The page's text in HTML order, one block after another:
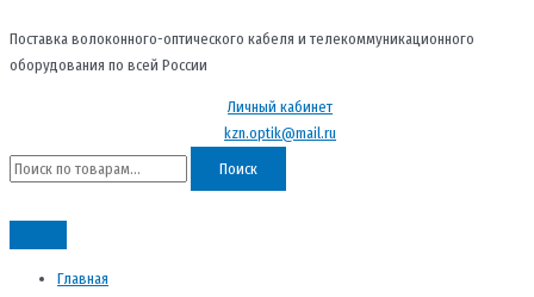
к
содержимому
Поставка волоконного-оптического кабеля и телекоммуникационного
оборудования по всей России
Личный кабинет
kzn.optik@mail.ru
Поиск
Главная